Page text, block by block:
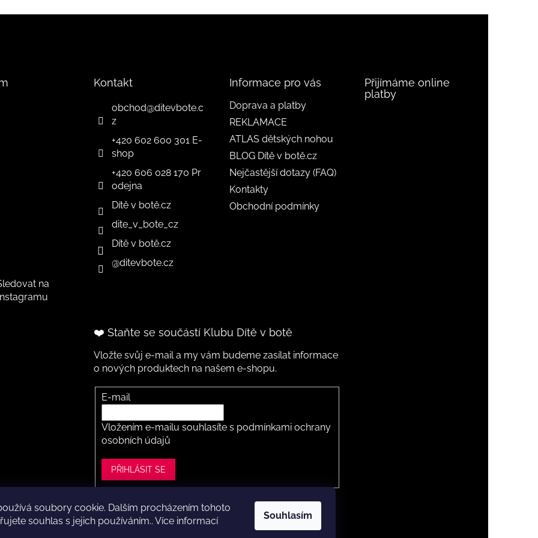
soubory cookie. Dalším procházením tohoto
souhlas s jejich používáním.. Více informací
Souhlasím
na
Instagramu
Kontakt
obchod@ditevbote.c
z
+420 602 600 301 E-
shop
+420 606 028 170 Pr
odejna
Dítě v botě.cz
dite_v_bote_cz
Dítě v botě.cz
@ditevbote.cz
Informace pro vás
Doprava a platby
REKLAMACE
ATLAS dětských nohou
BLOG Dítě v botě.cz
Nejčastější dotazy (FAQ)
Kontakty
Obchodní podmínky
Přijímáme online
platby
❤️ Staňte se součástí Klubu Dítě v botě
Vložte svůj e-mail a my vám budeme zasílat informace
o nových produktech na našem e-shopu.
E-mail
Vložením e-mailu souhlasíte s podmínkami ochrany
osobních údajů
PŘIHLÁSIT SE
2026Dítě v botě .cz. Všechna práva vyhrazena.Upravit nastavení cookies